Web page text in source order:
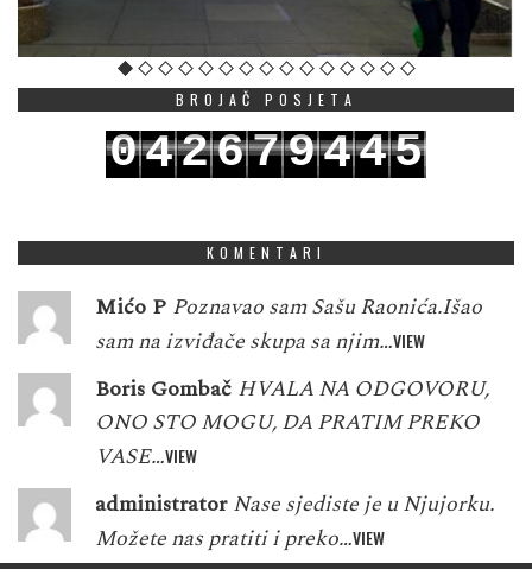
BROJAČ POSJETA
042679445
KOMENTARI
Mićo P Poznavao sam Sašu Raonića.Išao
sam na izviđače skupa sa njim…VIEW
Boris Gombač HVALA NA ODGOVORU,
ONO STO MOGU, DA PRATIM PREKO
VASE…VIEW
administrator Nase sjediste je u Njujorku.
Možete nas pratiti i preko…VIEW